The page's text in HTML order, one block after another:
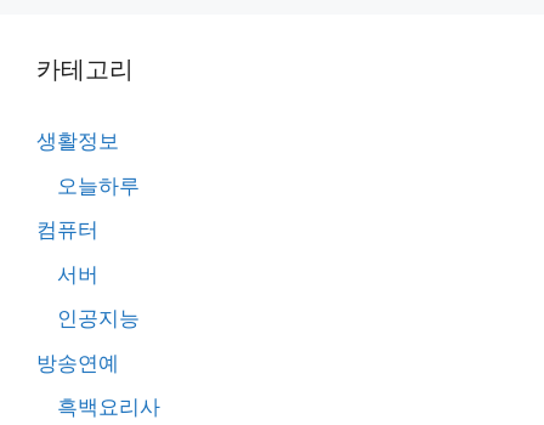
카테고리
생활정보
오늘하루
컴퓨터
서버
인공지능
방송연예
흑백요리사